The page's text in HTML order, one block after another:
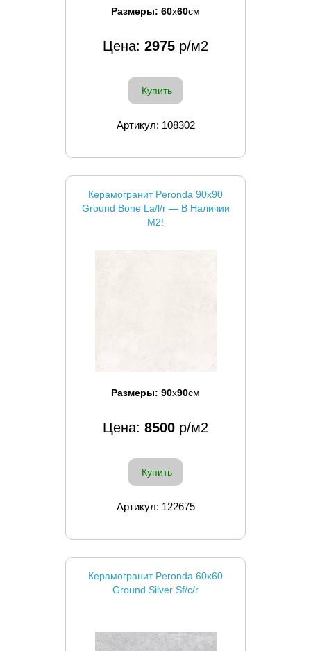
Размеры: 60x60см
Цена: 2975 р/м2
Купить
Артикул: 108302
Керамогранит Peronda 90x90
Ground Bone La/l/r — В Наличии
М2!
Размеры: 90x90см
Цена: 8500 р/м2
Купить
Артикул: 122675
Керамогранит Peronda 60x60
Ground Silver Sf/c/r